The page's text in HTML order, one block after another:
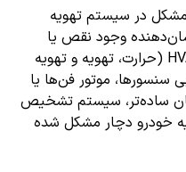
در سیستم تهویه
وجود نقص یا
اختلال در عملکرد اجزای سیستم HVAC (حرارت، تهویه و تهویه
موتور فن‌ها یا
ساده‌تر، سیستم تشخیص
خودرو دچار مشکل شده